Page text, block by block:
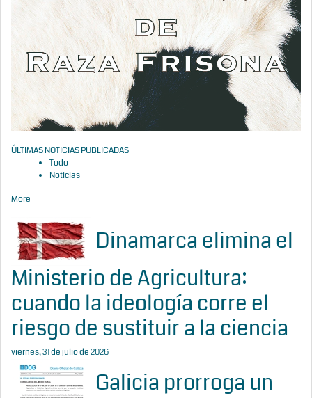
ÚLTIMAS NOTICIAS PUBLICADAS
Todo
Noticias
More
Dinamarca elimina el
Ministerio de Agricultura:
cuando la ideología corre el
riesgo de sustituir a la ciencia
viernes, 31 de julio de 2026
Galicia prorroga un